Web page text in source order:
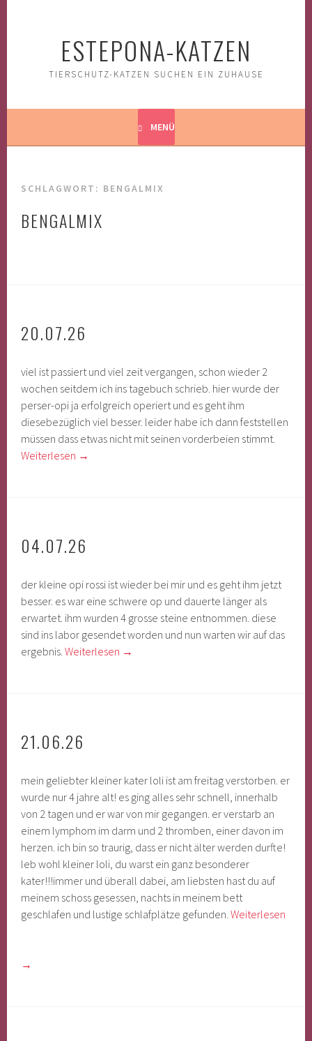
ESTEPONA-KATZEN
TIERSCHUTZ-KATZEN SUCHEN EIN ZUHAUSE
MENÜ
SCHLAGWORT: BENGALMIX
BENGALMIX
20.07.26
viel ist passiert und viel zeit vergangen, schon wieder 2
wochen seitdem ich ins tagebuch schrieb. hier wurde der
perser-opi ja erfolgreich operiert und es geht ihm
diesebezüglich viel besser. leider habe ich dann feststellen
müssen dass etwas nicht mit seinen vorderbeien stimmt.
Weiterlesen →
04.07.26
der kleine opi rossi ist wieder bei mir und es geht ihm jetzt
besser. es war eine schwere op und dauerte länger als
erwartet. ihm wurden 4 grosse steine entnommen. diese
sind ins labor gesendet worden und nun warten wir auf das
ergebnis.Weiterlesen →
21.06.26
mein geliebter kleiner kater loli ist am freitag verstorben. er
wurde nur 4 jahre alt! es ging alles sehr schnell, innerhalb
von 2 tagen und er war von mir gegangen. er verstarb an
einem lymphom im darm und 2 thromben, einer davon im
herzen. ich bin so traurig, dass er nicht älter werden durfte!
leb wohl kleiner loli, du warst ein ganz besonderer
kater!!!immer und überall dabei, am liebsten hast du auf
meinem schoss gesessen, nachts in meinem bett
geschlafen und lustige schlafplätze gefunden.Weiterlesen
→